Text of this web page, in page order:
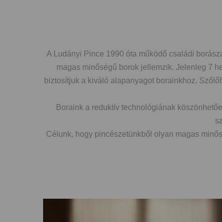
A Ludányi Pince 1990 óta működő családi
magas minőségű borok jellemzik. Jelenleg 7
biztosítjuk a kiváló alapanyagot borainkhoz.
Boraink a reduktív technológiának
Célunk, hogy pincészetünkből olyan magas